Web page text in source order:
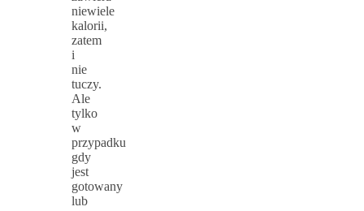
niewiele
kalorii,
zatem
i
nie
tuczy.
Ale
tylko
w
przypadku
gdy
jest
gotowany
lub